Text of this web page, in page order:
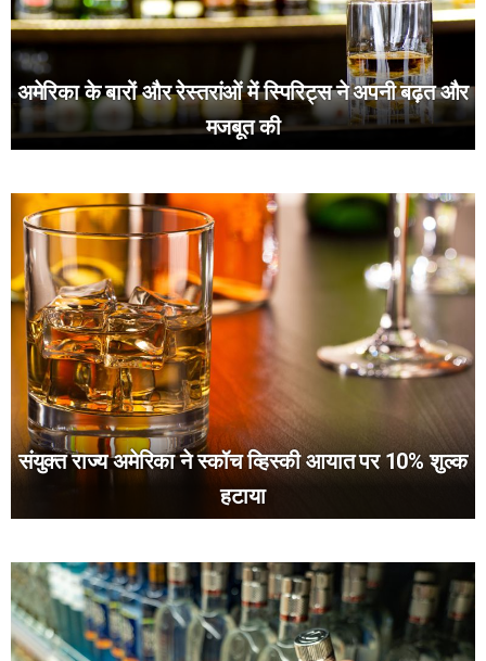
अमेरिका के बारों और रेस्तरांओं में स्पिरिट्स ने अपनी बढ़त और
मजबूत की
संयुक्त राज्य अमेरिका ने स्कॉच व्हिस्की आयात पर 10% शुल्क
हटाया